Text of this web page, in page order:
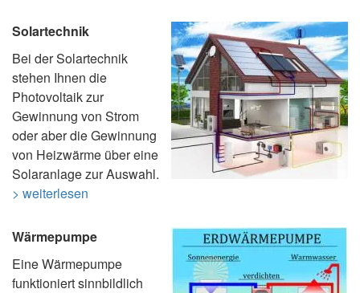
Solartechnik
Bei der Solartechnik
stehen Ihnen die
Photovoltaik zur
Gewinnung von Strom
oder aber die Gewinnung
von Heizwärme über eine
Solaranlage zur Auswahl.
> weiterlesen
Wärmepumpe
Eine Wärmepumpe
funktioniert sinnbildlich